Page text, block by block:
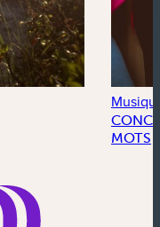
MOTS